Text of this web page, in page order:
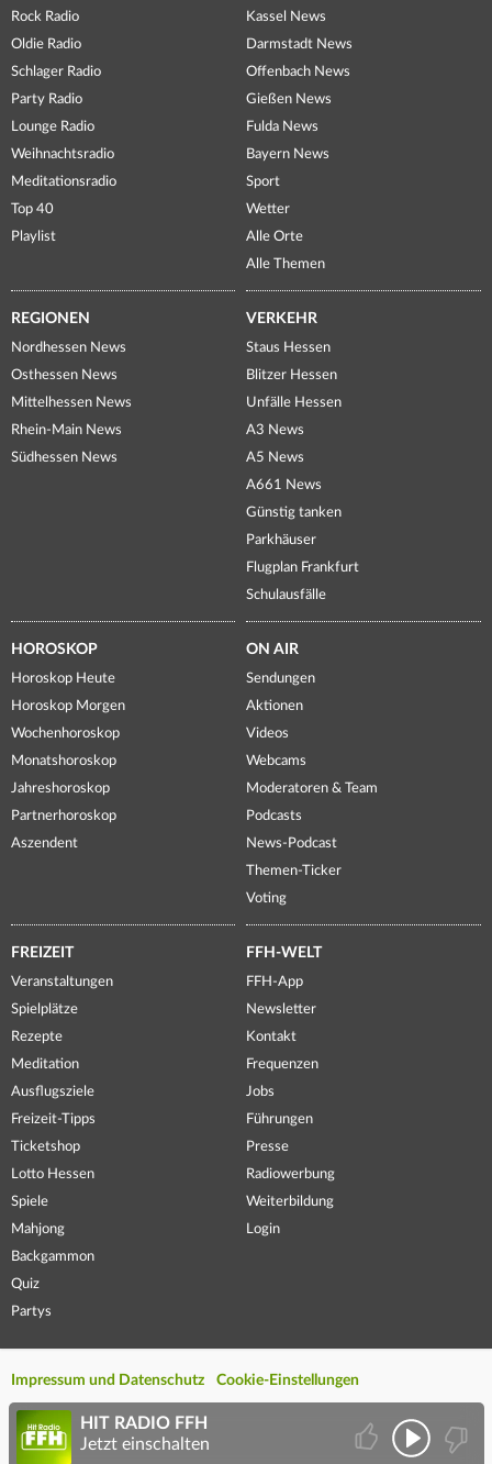
Rock Radio
Oldie Radio
Schlager Radio
Party Radio
Lounge Radio
Weihnachtsradio
Meditationsradio
Top 40
Playlist
Kassel News
Darmstadt News
Offenbach News
Gießen News
Fulda News
Bayern News
Sport
Wetter
Alle Orte
Alle Themen
REGIONEN
Nordhessen News
Osthessen News
Mittelhessen News
Rhein-Main News
Südhessen News
VERKEHR
Staus Hessen
Blitzer Hessen
Unfälle Hessen
A3 News
A5 News
A661 News
Günstig tanken
Parkhäuser
Flugplan Frankfurt
Schulausfälle
HOROSKOP
Horoskop Heute
Horoskop Morgen
Wochenhoroskop
Monatshoroskop
Jahreshoroskop
Partnerhoroskop
Aszendent
ON AIR
Sendungen
Aktionen
Videos
Webcams
Moderatoren & Team
Podcasts
News-Podcast
Themen-Ticker
Voting
FREIZEIT
Veranstaltungen
Spielplätze
Rezepte
Meditation
Ausflugsziele
Freizeit-Tipps
Ticketshop
Lotto Hessen
Spiele
Mahjong
Backgammon
Quiz
Partys
FFH-WELT
FFH-App
Newsletter
Kontakt
Frequenzen
Jobs
Führungen
Presse
Radiowerbung
Weiterbildung
Login
Impressum und Datenschutz Cookie-Einstellungen
HIT RADIO FFH
Jetzt einschalten